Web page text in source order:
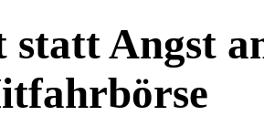
Angst